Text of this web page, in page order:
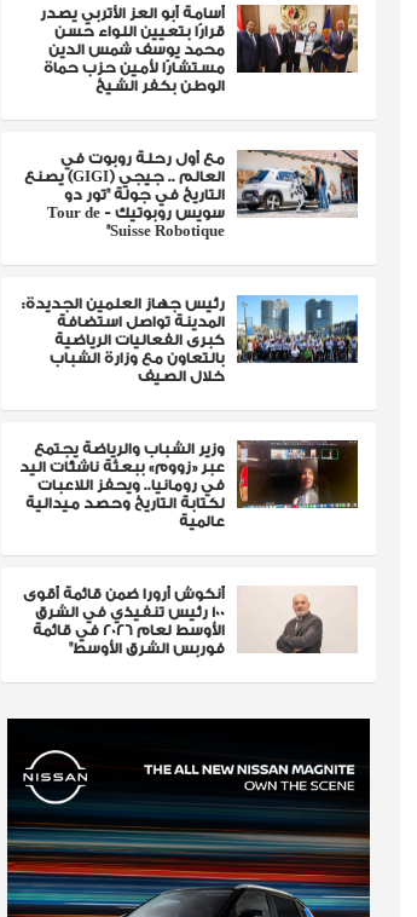
أسامة أبو العز الأتربي يصدر
قرارًا بتعيين اللواء حسن
محمد يوسف شمس الدين
مستشارًا لأمين حزب حماة
الوطن بكفر الشيخ
مع أول رحلة روبوت في
العالم .. جيجي (GIGI) يصنع
التاريخ في جولة "تور دو
سويس روبوتيك - Tour de
Suisse Robotique"
رئيس جهاز العلمين الجديدة:
المدينة تواصل استضافة
كبرى الفعاليات الرياضية
بالتعاون مع وزارة الشباب
خلال الصيف
وزير الشباب والرياضة يجتمع
عبر «زووم» ببعثة ناشئات اليد
في رومانيا.. ويحفز اللاعبات
لكتابة التاريخ وحصد ميدالية
عالمية
أنكوش أرورا ضمن قائمة أقوى
100 رئيس تنفيذي في الشرق
الأوسط لعام 2026 في قائمة
فوربس الشرق الأوسط"